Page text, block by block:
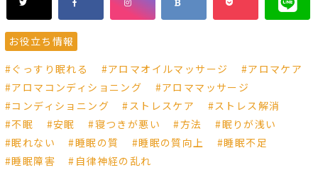
お役立ち情報
ぐっすり眠れる
アロマオイルマッサージ
アロマケア
アロマコンディショニング
アロママッサージ
コンディショニング
ストレスケア
ストレス解消
不眠
安眠 寝つきが悪い 方法
眠りが浅い
眠れない
睡眠の質 睡眠の質向上
睡眠不足
睡眠障害
自律神経の乱れ